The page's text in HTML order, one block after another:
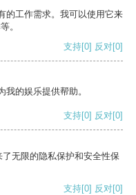
的工作需求。我可以使用它来
。
支持[0] 反对[0]
的娱乐提供帮助。
支持[0] 反对[0]
无限的隐私保护和安全性保
支持[0] 反对[0]